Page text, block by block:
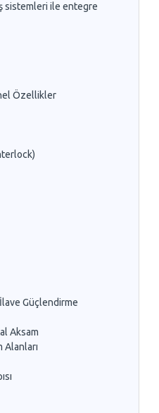
sistemleri ile entegre
Özellikler
Güçlendirme
Aksam
Alanları